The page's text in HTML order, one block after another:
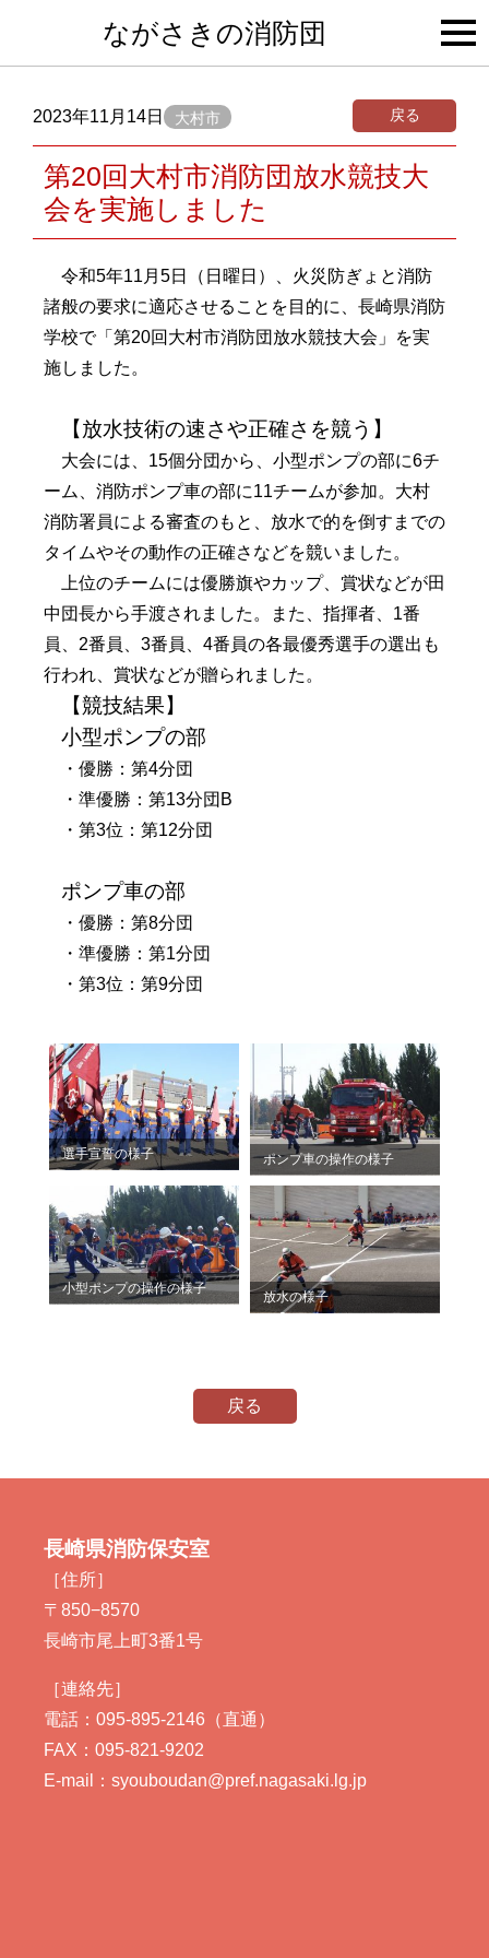
ながさきの消防団
2023年11月14日 大村市 戻る
第20回大村市消防団放水競技大
会を実施しました
令和5年11月5日（日曜日）、火災防ぎょと消防
諸般の要求に適応させることを目的に、長崎県消防
学校で「第20回大村市消防団放水競技大会」を実
施しました。
【放水技術の速さや正確さを競う】
大会には、15個分団から、小型ポンプの部に6チ
ーム、消防ポンプ車の部に11チームが参加。大村
消防署員による審査のもと、放水で的を倒すまでの
タイムやその動作の正確さなどを競いました。
上位のチームには優勝旗やカップ、賞状などが田
中団長から手渡されました。また、指揮者、1番
員、2番員、3番員、4番員の各最優秀選手の選出も
行われ、賞状などが贈られました。
【競技結果】
小型ポンプの部
・優勝：第4分団
・準優勝：第13分団B
・第3位：第12分団
ポンプ車の部
・優勝：第8分団
・準優勝：第1分団
・第3位：第9分団
選手宣誓の様子 ポンプ車の操作の様子
小型ポンプの操作の様子
放水の様子
戻る
長崎県消防保安室
［住所］
〒850−8570
長崎市尾上町3番1号
［連絡先］
電話：095-895-2146（直通）
FAX：095-821-9202
E-mail：syouboudan@pref.nagasaki.lg.jp